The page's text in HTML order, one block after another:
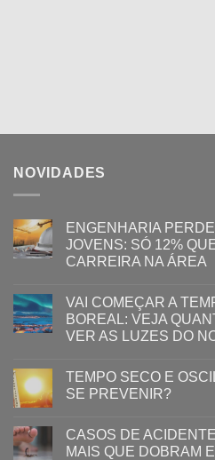
NOVIDADES
ENGENHARIA
JOVENS: SÓ 12%
CARREIRA NA ÁREA
VAI COMEÇAR A
BOREAL: VEJA
VER AS LUZES DO
TEMPO SECO E
SE PREVENIR?
CASOS DE
MAIS QUE DOBRAM